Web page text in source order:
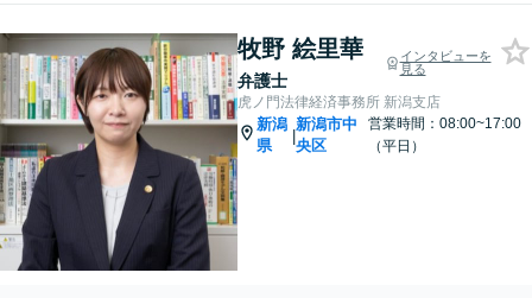
牧野 絵里華
弁護士
インタビューを
見る
虎ノ門法律経済事務所 新潟支店
新潟
県
|
新潟市中
央区
営業時間：08:00~17:00
（平日）